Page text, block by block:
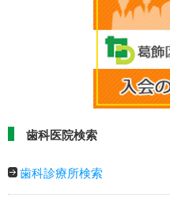
歯科医院検索
歯科診療所検索